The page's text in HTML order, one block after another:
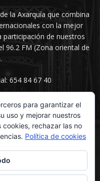
la Axarquía que combina
con la mejor
de nuestros
96.2 FM (Zona oriental de
654 84 67 40
para garantizar el
uso y mejorar nuestros
rechazar las no
Política de cookies